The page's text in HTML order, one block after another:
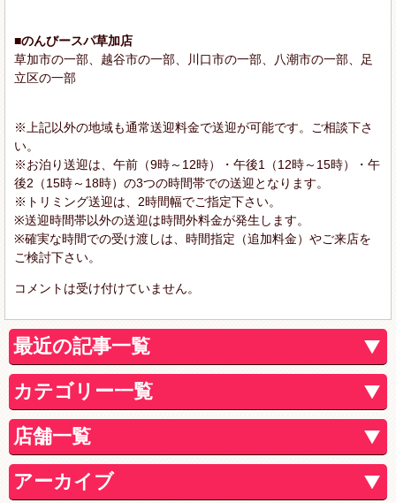
■のんびースパ草加店
草加市の一部、越谷市の一部、川口市の一部、八潮市の一部、足
立区の一部
※上記以外の地域も通常送迎料金で送迎が可能です。ご相談下さ
い。
※お泊り送迎は、午前（9時～12時）・午後1（12時～15時）・午
後2（15時～18時）の3つの時間帯での送迎となります。
※トリミング送迎は、2時間幅でご指定下さい。
※送迎時間帯以外の送迎は時間外料金が発生します。
※確実な時間での受け渡しは、時間指定（追加料金）やご来店を
ご検討下さい。
コメントは受け付けていません。
最近の記事一覧
カテゴリー一覧
店舗一覧
アーカイブ